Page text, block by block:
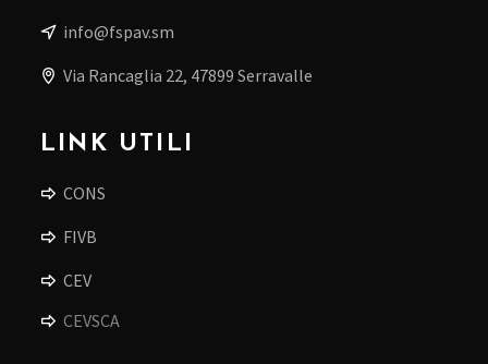
info@fspav.sm
Via Rancaglia 22, 47899 Serravalle
LINK UTILI
CONS
FIVB
CEV
CEVSCA